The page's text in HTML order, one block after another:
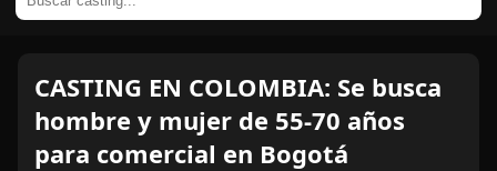
CASTING EN COLOMBIA: Se busca
hombre y mujer de 55-70 años
para comercial en Bogotá